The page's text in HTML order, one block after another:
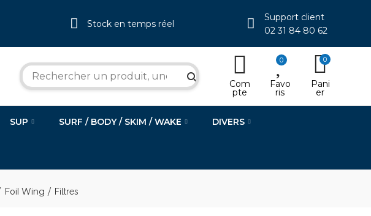
Stock en temps réel
Support client
02 31 84 80 62
search Com
pte
0
Favo
ris
0
Pani
er
SUP SURF / BODY / SKIM / WAKE DIVERS
Foil Wing Filtres